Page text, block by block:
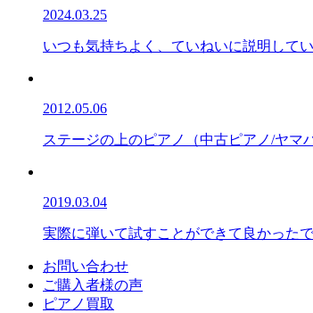
2024.03.25
いつも気持ちよく、ていねいに説明して
2012.05.06
ステージの上のピアノ（中古ピアノ/ヤマ
2019.03.04
実際に弾いて試すことができて良かった
お問い合わせ
ご購入者様の声
ピアノ買取